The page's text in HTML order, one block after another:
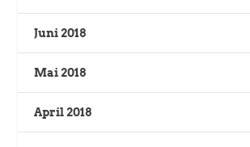
Juni 2018
Mai 2018
April 2018